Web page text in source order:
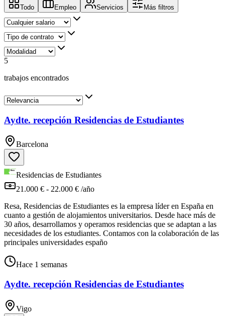
Todo Empleo Servicios Más filtros
5
trabajos encontrados
Aydte. recepción Residencias de Estudiantes
Barcelona
Residencias de Estudiantes
21.000 € - 22.000 € /año
Resa, Residencias de Estudiantes es la empresa líder en España en
cuanto a gestión de alojamientos universitarios. Desde hace más de
30 años, desarrollamos y operamos residencias que se adaptan a las
necesidades de los estudiantes. Contamos con la colaboración de las
principales universidades españo
Hace 1 semanas
Aydte. recepción Residencias de Estudiantes
Vigo